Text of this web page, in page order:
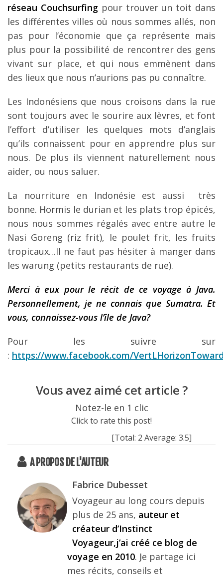
réseau Couchsurfingpour trouver un toit dans
les différentes villes où nous sommes allés, non
pas pour l’économie que ça représente mais
plus pour la possibilité de rencontrer des gens
vivant sur place, et qui nous emmènent dans
des lieux que nous n’aurions pas pu connaître.
Les Indonésiens que nous croisons dans la rue
sont toujours avec le sourire aux lèvres, et font
l’effort d’utiliser les quelques mots d’anglais
qu’ils connaissent pour en apprendre plus sur
nous. De plus ils viennent naturellement nous
aider, ou nous saluer.
La nourriture en Indonésie est aussi très
bonne. Hormis le durian et les plats trop épicés,
nous nous sommes régalés avec entre autre le
Nasi Goreng (riz frit), le poulet frit, les fruits
tropicaux…Il ne faut pas hésiter à manger dans
les warung (petits restaurants de rue).
Merci à eux pour le récit de ce voyage à Java.
Personnellement, je ne connais que Sumatra. Et
vous, connaissez-vous l’île de Java?
Pour les suivre sur
: https://www.facebook.com/
Vous avez aimé cet article ?
Notez-le en 1 clic
Click to rate this post!
[Total: 2 Average: 3.5]
A PROPOS DE L'AUTEUR
Fabrice Dubesset
Voyageur au long cours depuis
plus de 25 ans, auteur et
créateur d’Instinct
Voyageur,j’ai créé ce blog de
voyage en 2010. Je partage ici
mes récits, conseils et